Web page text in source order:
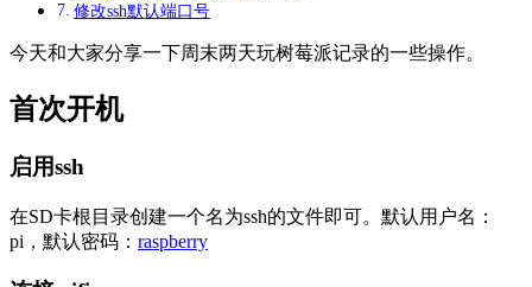
修改ssh默认端口号
今天和大家分享一下周末两天玩树莓派记录的一些操作。
首次开机
启用ssh
在SD卡根目录创建一个名为ssh的文件即可。默认用户名：
pi，默认密码： raspberry